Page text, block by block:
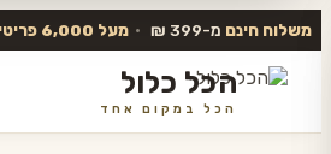
משלוח חינם מ-399 ₪ • מעל 6,000 פריטים
הכל כלול
הכל במקום אחד